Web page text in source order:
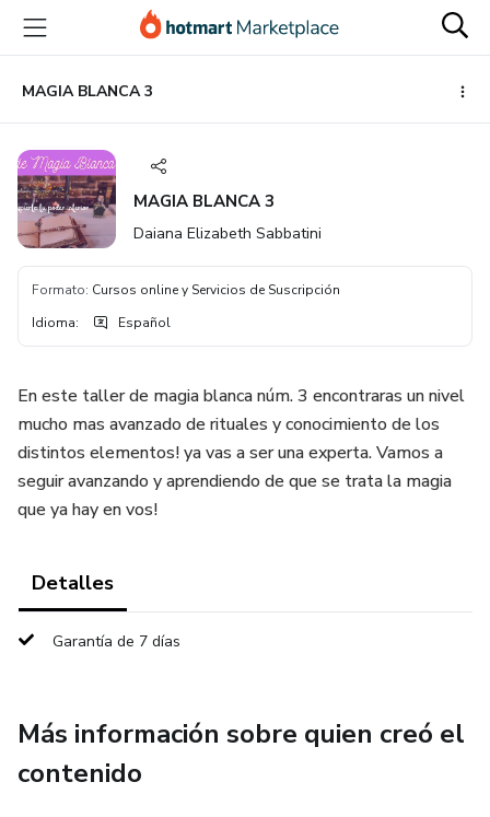
principal
página
de
página
MAGIA BLANCA 3
MAGIA BLANCA 3
Daiana Elizabeth Sabbatini
Formato: Cursos online y Servicios de Suscripción
Idioma: Español
En este taller de magia blanca núm. 3 encontraras un nivel
mucho mas avanzado de rituales y conocimiento de los
distintos elementos! ya vas a ser una experta. Vamos a
seguir avanzando y aprendiendo de que se trata la magia
que ya hay en vos!
Detalles
Garantía de 7 días
Más información sobre quien creó el
contenido